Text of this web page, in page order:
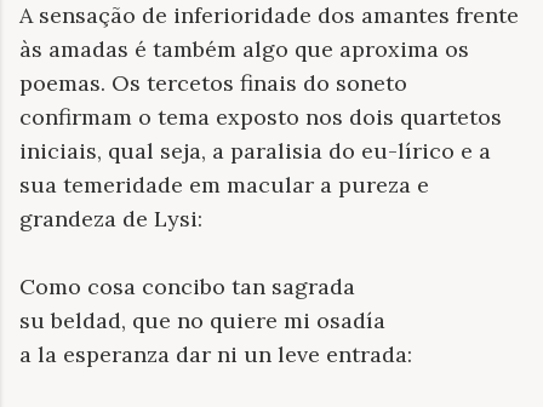
A sensação de inferioridade dos amantes frente
às amadas é também algo que aproxima os
poemas. Os tercetos finais do soneto
confirmam o tema exposto nos dois quartetos
iniciais, qual seja, a paralisia do eu-lírico e a
sua temeridade em macular a pureza e
grandeza de Lysi:
Como cosa concibo tan sagrada
su beldad, que no quiere mi osadía
a la esperanza dar ni un leve entrada: